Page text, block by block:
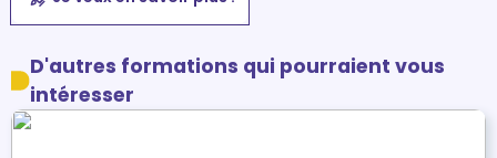
D'autres formations qui pourraient vous
intéresser